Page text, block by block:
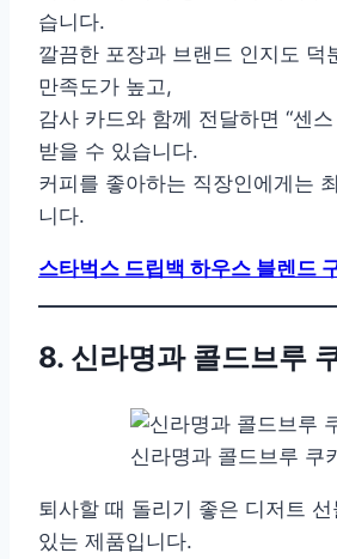
습니다.
깔끔한 포장과 브랜드 인지도 덕
만족도가 높고,
감사 카드와 함께 전달하면 “센
받을 수 있습니다.
커피를 좋아하는 직장인에게는
니다.
스타벅스 드립백 하우스 블렌드
8. 신라명과 콜드브루
신라명과 콜드브루 쿠
퇴사할 때 돌리기 좋은 디저트
있는 제품입니다.